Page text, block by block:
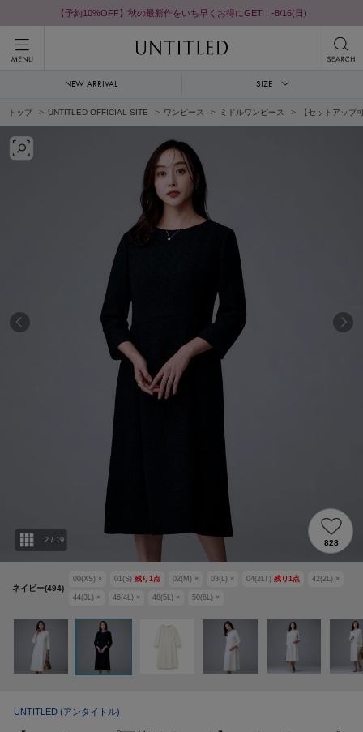
【予約10%OFF】秋の最新作をいち早くお得にGET！-8/16(日)
NEW ARRIVAL SIZE
トップ UNTITLED OFFICIAL SITE ワンピース ミドルワンピース 【セットアップ
ネイビー(494)
00(XS) × 01(S) 残り 1点 02(M) × 03(L) × 04(2LT) 残り 1点 42(2L) ×
44(3L) × 46(4L) × 48(5L) × 50(6L) ×
2 / 19 828
UNTITLED (アンタイトル)